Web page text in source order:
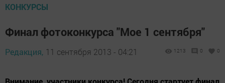
КОНКУРСЫ
Финал фотоконкурса "Мое 1 сентября"
Редакция, 11 сентября 2013 - 04:21 1213 0 0